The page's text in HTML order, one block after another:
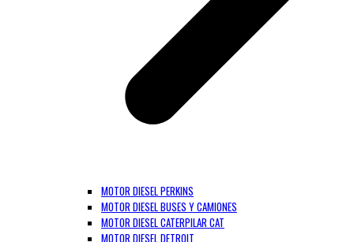
MOTOR DIESEL PERKINS
MOTOR DIESEL BUSES Y CAMIONES
MOTOR DIESEL CATERPILAR CAT
MOTOR DIESEL DETROIT